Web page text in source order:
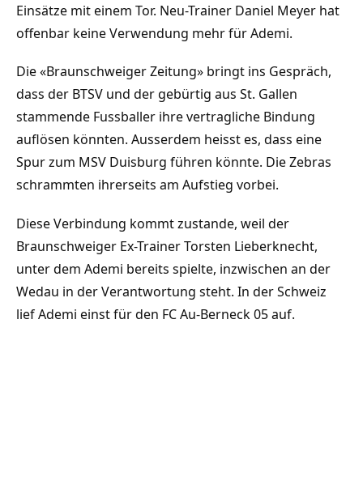
Einsätze mit einem Tor. Neu-Trainer Daniel Meyer hat
offenbar keine Verwendung mehr für Ademi.
Die «Braunschweiger Zeitung» bringt ins Gespräch,
dass der BTSV und der gebürtig aus St. Gallen
stammende Fussballer ihre vertragliche Bindung
auflösen könnten. Ausserdem heisst es, dass eine
Spur zum MSV Duisburg führen könnte. Die Zebras
schrammten ihrerseits am Aufstieg vorbei.
Diese Verbindung kommt zustande, weil der
Braunschweiger Ex-Trainer Torsten Lieberknecht,
unter dem Ademi bereits spielte, inzwischen an der
Wedau in der Verantwortung steht. In der Schweiz
lief Ademi einst für den FC Au-Berneck 05 auf.